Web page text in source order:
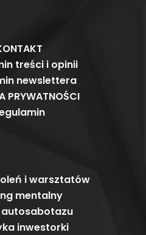
treści i opinii
newslettera
PRYWATNOŚCI
i warsztatów
mentalny
autosabotazu
inwestorki